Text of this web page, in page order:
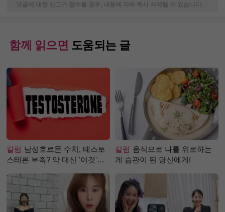
-
댓글에 대한 신고가 접수될 경우, 내용에 따라 즉시 삭제될 수 있습니다.
함께 읽으면 도움되는 글
칼럼 남성호르몬 수치, 테스토
스테론 부족? 약 대신 '이것'으
칼럼 음식으로 나를 위로하는
게 습관이 된 당신에게!